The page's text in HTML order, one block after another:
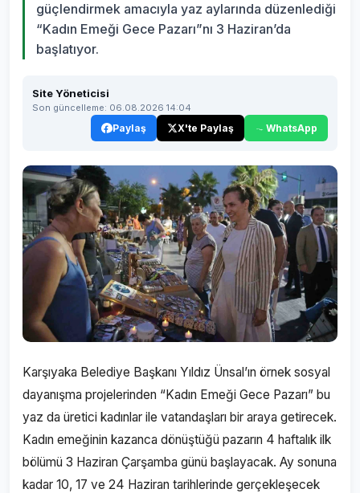
güçlendirmek amacıyla yaz aylarında düzenlediği
“Kadın Emeği Gece Pazarı”nı 3 Haziran’da
başlatıyor.
Site Yöneticisi
Son güncelleme: 06.08.2026 14:04
Paylaş X'te Paylaş WhatsApp
Karşıyaka Belediye Başkanı Yıldız Ünsal’ın örnek sosyal
dayanışma projelerinden “Kadın Emeği Gece Pazarı” bu
yaz da üretici kadınlar ile vatandaşları bir araya getirecek.
Kadın emeğinin kazanca dönüştüğü pazarın 4 haftalık ilk
bölümü 3 Haziran Çarşamba günü başlayacak. Ay sonuna
kadar 10, 17 ve 24 Haziran tarihlerinde gerçekleşecek